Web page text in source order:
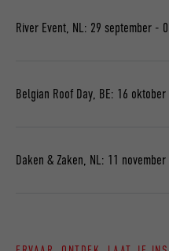
Dinsdag 22 september 2026
Woensdag 23 september
Donderdag 24 september
River Event, NL: 29 september -
Dinsdag 29 september 2026
Woensdag 30 september
11:00-19:00u
Belgian Roof Day, BE: 16 oktober
Alfons Gossetlaan 9
MEER INFORMATIE OVER DE
Daken & Zaken, NL: 11 november